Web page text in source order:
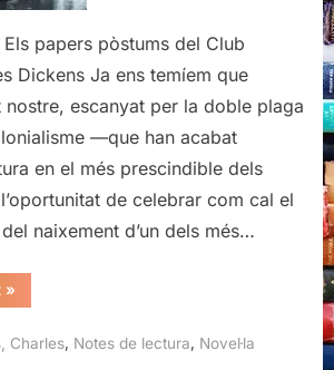
Charles
Dickens
Els papers pòstums del Club
Dickens Ja ens temíem que
escanyat per la doble plaga
—que han acabat
en el més prescindible dels
de celebrar com cal el
naixement d’un dels més…
“Els
papers
del
Club
»
Charles Notes de lectura Novel·la